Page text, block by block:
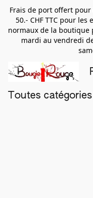
Frais de port offert
50.- CHF TTC pour les
normaux de la boutique
mardi au vendredi
Toutes catégories